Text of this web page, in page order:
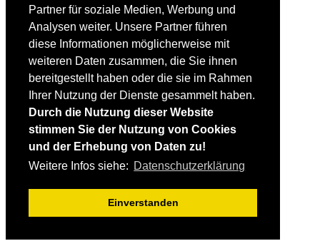
Partner für soziale Medien, Werbung und
Analysen weiter. Unsere Partner führen
diese Informationen möglicherweise mit
weiteren Daten zusammen, die Sie ihnen
bereitgestellt haben oder die sie im Rahmen
Ihrer Nutzung der Dienste gesammelt haben.
Durch die Nutzung dieser Website
stimmen Sie der Nutzung von Cookies
und der Erhebung von Daten zu!
Weitere Infos siehe: Datenschutzerklärung
Einverstanden
SKITEST
Ski-FAQ
Tipps Ski-Kauf
Ski-Typen
Skishops
EQUIPMENT
Skibekleidung
Skischuhe
Bootfitting
Skihelme
Skiservice selbst
Impressum / Datenschutz
Mediadaten